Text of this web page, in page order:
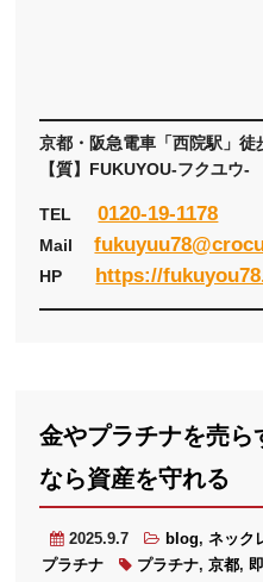
京都・阪急電車「西院駅」徒
【質】FUKUYOU-フクユウ-
TEL0120-19-1178
Mail
HP https://
金やプラチナを売ら
なら資産を守れる
2025.9.7 blog, ネック
プラチナ
プラチナ, 京都,